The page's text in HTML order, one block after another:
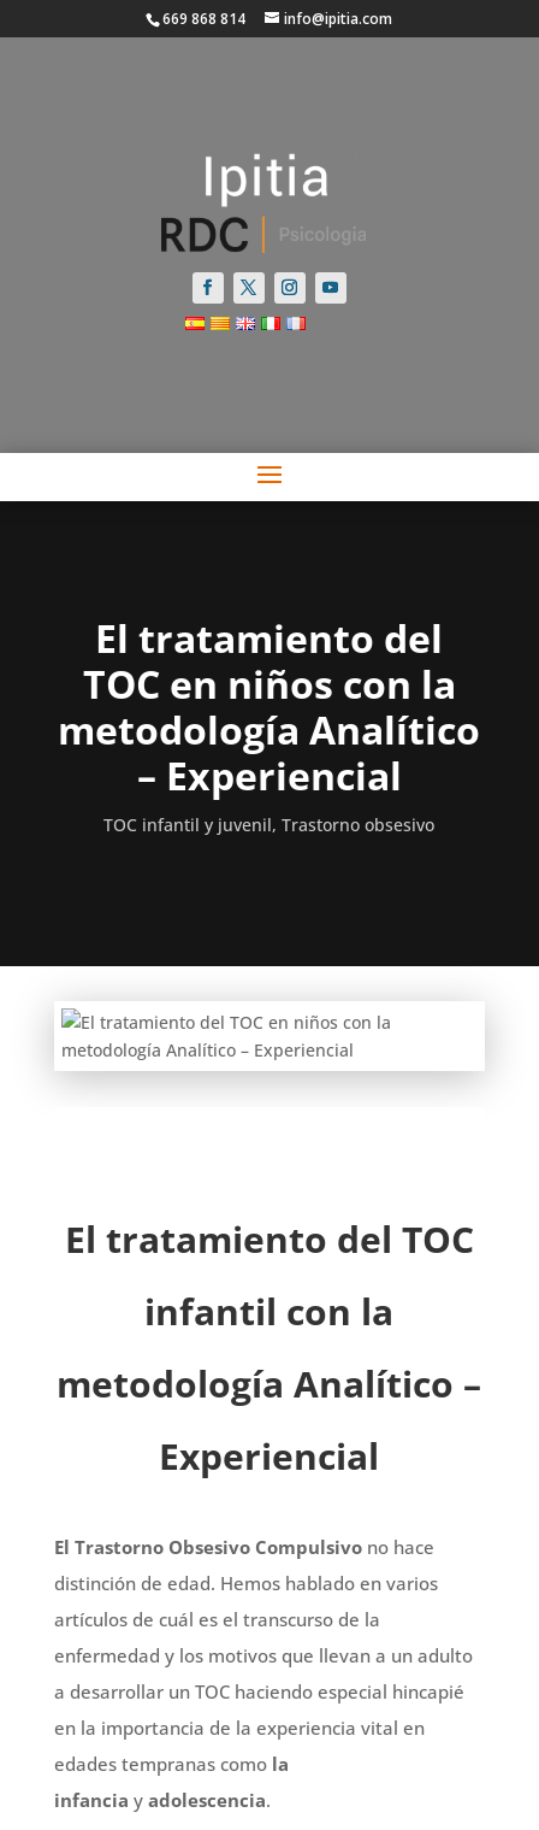
669 868 814 info@ipitia.com
El tratamiento del
TOC en niños con la
metodología Analítico
– Experiencial
TOC infantil y juvenil,Trastorno obsesivo
El tratamiento del TOC
infantil con la
metodología Analítico –
Experiencial
El Trastorno Obsesivo Compulsivo no hace
distinción de edad. Hemos hablado en varios
artículos de cuál es el transcurso de la
enfermedad y los motivos que llevan a un adulto
a desarrollar un TOC haciendo especial hincapié
en la importancia de la experiencia vital en
edades tempranas como la
infancia y adolescencia.